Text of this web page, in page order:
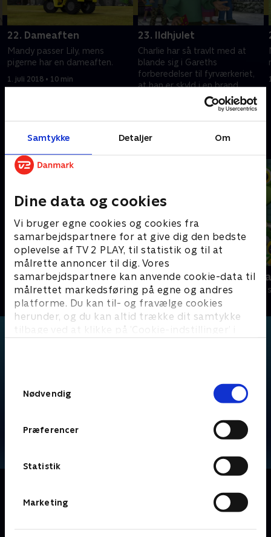
Samtykke Detaljer Om
Dine data og cookies
Vi bruger egne cookies og cookies fra
samarbejdspartnere for at give dig den bedste
oplevelse af TV 2 PLAY, til statistik og til at
målrette annoncer til dig. Vores
samarbejdspartnere kan anvende cookie-data til
målrettet markedsføring på egne og andres
platforme. Du kan til- og fravælge cookies
herunder, og du kan altid trække dit samtykke
tilbage ved at klikke på ’Cookie-indstillinger’ i
Nødvendig
Præferencer
Statistik
Marketing
22. Dameaften
Mandy passer Lily, mens
pigerne har en dameaften.
1. juli 2018 • 10 min
23. Ildhjulet
Charlie har så travlt med at
blande sig i Gareths
forberedelser til fyrværkeriet,
at han er skyld i en brand.
Andre så også
Lille røde bus
Børneserier • 1 sæsoner
Geckos
Børneserier • 2
Brandmand Sam har rigeligt at se til i den lille by.
Heldigvis er han altid klar til at hjælpe og rykker